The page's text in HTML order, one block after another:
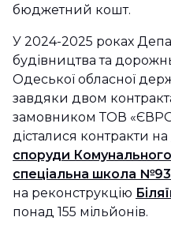
бюджетний кошт.
У 2024-2025 роках
будівництва та
Одеської обласної
завдяки двом
замовником ТОВ
дісталися контракти на
споруди
спеціальна школа №93
на реконструкцію
понад 155 мільйонів.